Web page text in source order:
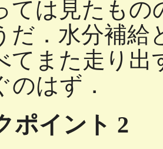
ては見たも
だ．水分補給
てまた走り出
のはず．
ポイント 2